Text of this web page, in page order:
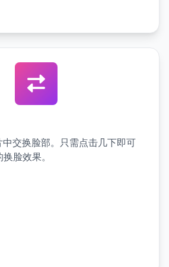
交换脸部。只需点击几下即可
脸效果。